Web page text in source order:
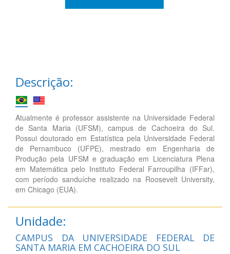
Descrição:
Atualmente é professor assistente na Universidade Federal
de Santa Maria (UFSM), campus de Cachoeira do Sul.
Possui doutorado em Estatística pela Universidade Federal
de Pernambuco (UFPE), mestrado em Engenharia de
Produção pela UFSM e graduação em Licenciatura Plena
em Matemática pelo Instituto Federal Farroupilha (IFFar),
com período sanduíche realizado na Roosevelt University,
em Chicago (EUA).
Unidade:
CAMPUS DA UNIVERSIDADE FEDERAL DE
SANTA MARIA EM CACHOEIRA DO SUL